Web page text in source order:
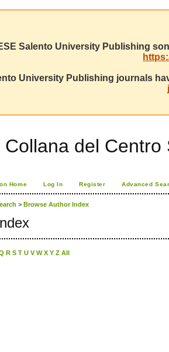
Salento University Publishing
University Publishing journals
Collana del
Home Log In Register Advanced
>Browse Author Index
R S T U V W X Y Z All